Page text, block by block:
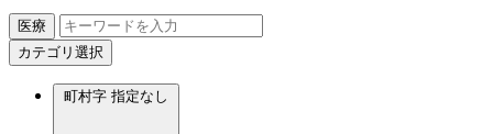
医療
カテゴリ選択
町村字 指定なし